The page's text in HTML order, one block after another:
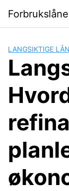
content
LANGSIKTIGE LÅN